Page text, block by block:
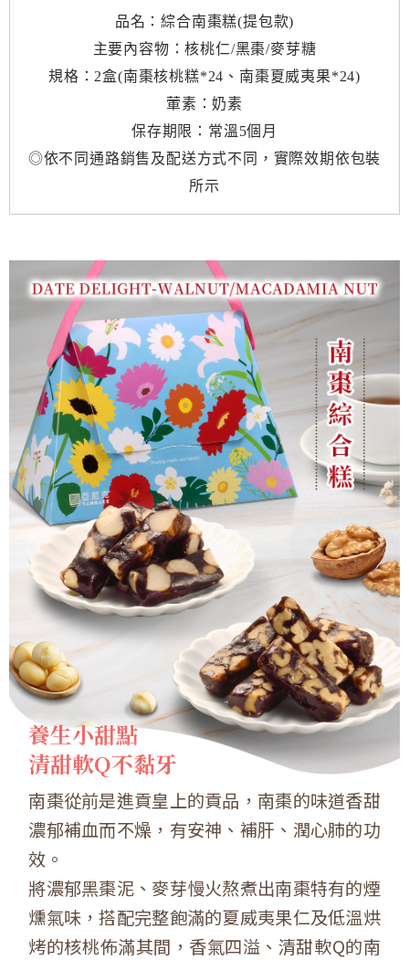
品名：綜合南棗糕(提包款)
主要內容物：核桃仁/黑棗/麥芽糖
規格：2盒(南棗核桃糕*24、南棗夏威夷果*24)
葷素：奶素
保存期限：常溫5個月
◎依不同通路銷售及配送方式不同，實際效期依包裝
所示
養生小甜點
清甜軟Q不黏牙
南棗從前是進貢皇上的貢品，南棗的味道香甜
濃郁補血而不燥，有安神、補肝、潤心肺的功
效。
將濃郁黑棗泥、麥芽慢火熬煮出南棗特有的煙
燻氣味，搭配完整飽滿的夏威夷果仁及低溫烘
烤的核桃佈滿其間，香氣四溢、清甜軟Q的南